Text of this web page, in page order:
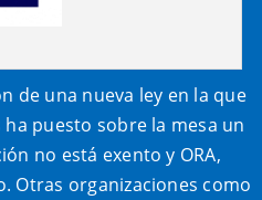
de una nueva ley en la que
puesto sobre la mesa un
no está exento y ORA,
Otras organizaciones como